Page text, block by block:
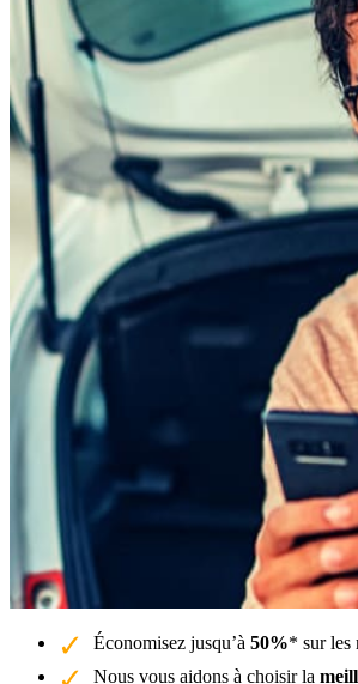
Économisez jusqu’à 50%* sur les
Nous vous aidons à choisir la